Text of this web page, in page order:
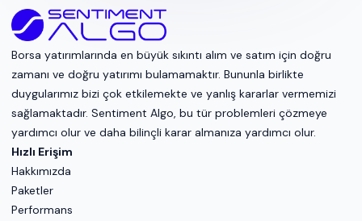
Borsa yatırımlarında en büyük sıkıntı alım ve satım için doğru
zamanı ve doğru yatırımı bulamamaktır. Bununla birlikte
duygularımız bizi çok etkilemekte ve yanlış kararlar vermemizi
sağlamaktadır. Sentiment Algo, bu tür problemleri çözmeye
yardımcı olur ve daha bilinçli karar almanıza yardımcı olur.
Hızlı Erişim
Hakkımızda
Paketler
Performans